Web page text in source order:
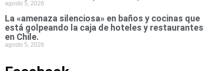
agosto 5, 2026
La «amenaza silenciosa» en baños y cocinas que
está golpeando la caja de hoteles y restaurantes
en Chile.
agosto 5, 2026